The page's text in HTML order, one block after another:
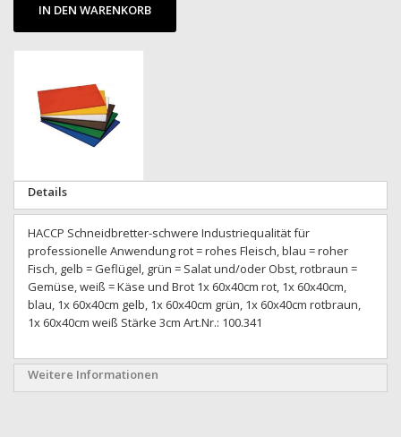
IN DEN WARENKORB
Bildgalerie
springen
Zum
Anfang
Bildgalerie
springen
Details
HACCP Schneidbretter-schwere Industriequalität für
professionelle Anwendung rot = rohes Fleisch, blau = roher
Fisch, gelb = Geflügel, grün = Salat und/oder Obst, rotbraun =
Gemüse, weiß = Käse und Brot 1x 60x40cm rot, 1x 60x40cm,
blau, 1x 60x40cm gelb, 1x 60x40cm grün, 1x 60x40cm rotbraun,
1x 60x40cm weiß Stärke 3cm Art.Nr.: 100.341
Weitere Informationen